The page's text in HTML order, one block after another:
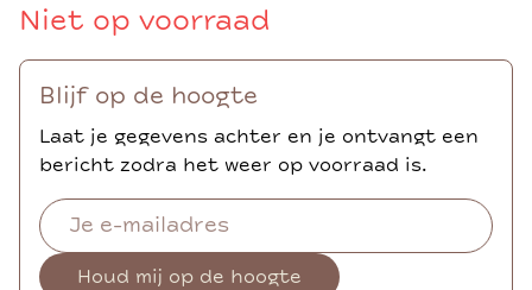
Niet op voorraad
Blijf op de hoogte
Laat je gegevens achter en je ontvangt een
bericht zodra het weer op voorraad is.
Houd mij op de hoogte